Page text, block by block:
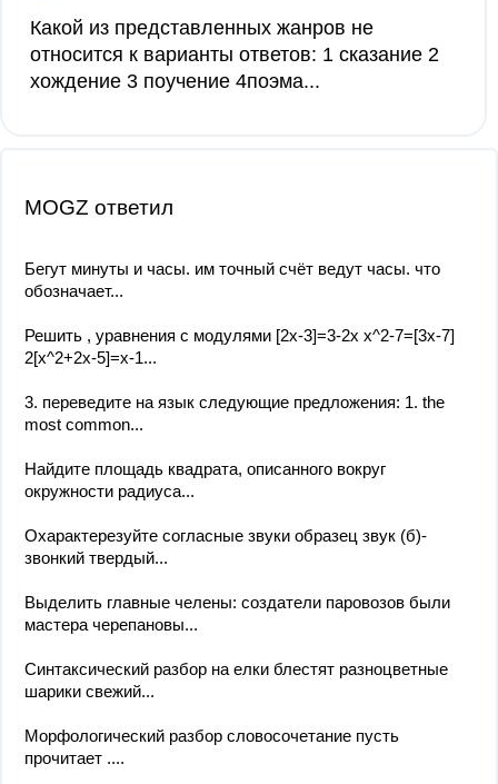
Какой из представленных жанров не
относится к варианты ответов: 1 сказание 2
хождение 3 поучение 4поэма...
MOGZ ответил
Бегут минуты и часы. им точный счёт ведут часы. что
обозначает...
Решить , уравнения с модулями [2x-3]=3-2x x^2-7=[3x-7]
2[x^2+2x-5]=x-1...
3. переведите на язык следующие предложения: 1. the
most common...
Найдите площадь квадрата, описанного вокруг
окружности радиуса...
Охарактерезуйте согласные звуки образец звук (б)-
звонкий твердый...
Выделить главные челены: создатели паровозов были
мастера черепановы...
Синтаксический разбор на елки блестят разноцветные
шарики свежий...
Морфологический разбор словосочетание пусть
прочитает ....